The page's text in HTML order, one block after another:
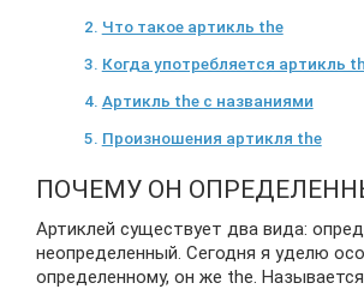
Что такое артикль the
Когда употребляется артикль
Артикль the с названиями
Произношения артикля the
ПОЧЕМУ ОН
Артиклей существует два вида:
неопределенный. Сегодня я уделю
определенному, он же the.